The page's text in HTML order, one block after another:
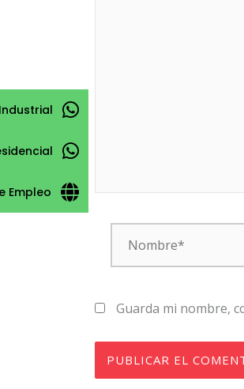
Nombre*
Guarda mi nombre,
Empleo